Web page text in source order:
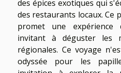
des épices exotiques qui
des restaurants locaux. Ce
promet une expérience
invitant à déguster les
régionales. Ce voyage
odyssée pour les